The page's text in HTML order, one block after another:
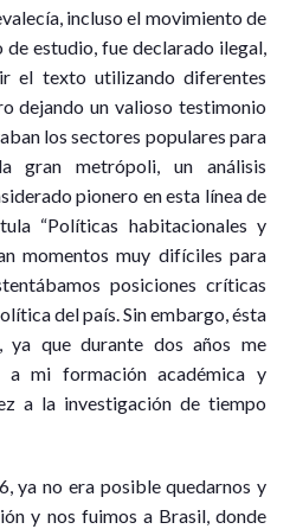
incluso el movimiento de
estudio, fue declarado ilegal,
el texto utilizando diferentes
dejando un valioso testimonio
los sectores populares para
gran metrópoli, un análisis
pionero en esta línea de
“Políticas habitacionales y
momentos muy difíciles para
posiciones críticas
del país. Sin embargo, ésta
ya que durante dos años me
a mi formación académica y
a la investigación de tiempo
ya no era posible quedarnos y
y nos fuimos a Brasil, donde